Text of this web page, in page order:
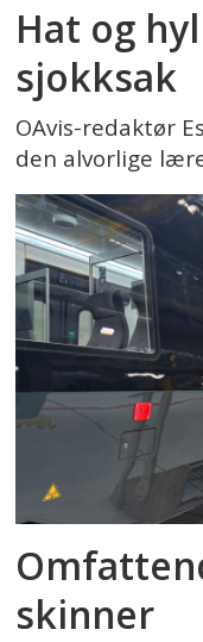
Hat og
sjokksak
OAvis-redaktør
den alvorlige
skinner